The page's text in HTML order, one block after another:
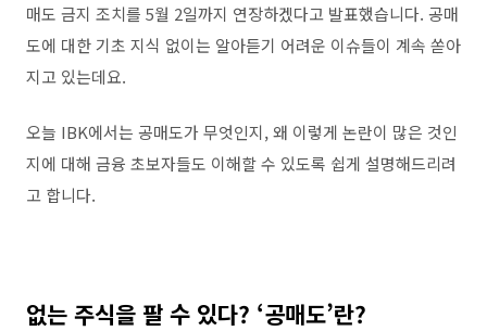
매도 금지 조치를 5월 2일까지 연장하겠다고 발표했습니다. 공매
도에 대한 기초 지식 없이는 알아듣기 어려운 이슈들이 계속 쏟아
지고 있는데요.
오늘 IBK에서는 공매도가 무엇인지,왜 이렇게 논란이 많은 것인
지에 대해 금융 초보자들도 이해할 수 있도록 쉽게 설명해드리려
고 합니다.
없는 주식을 팔 수 있다? ‘공매도’란?